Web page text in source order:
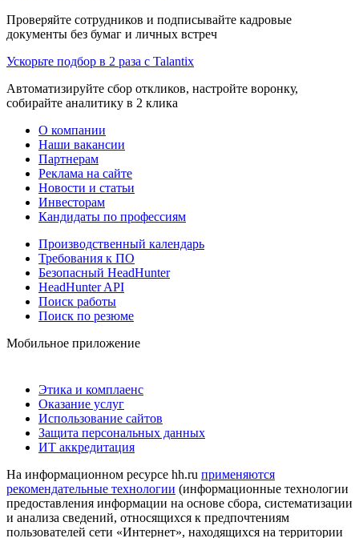
Проверяйте сотрудников и подписывайте кадровые
документы без бумаг и личных встреч
Ускорьте подбор в 2 раза с Talantix
Автоматизируйте сбор откликов, настройте воронку,
собирайте аналитику в 2 клика
О компании
Наши вакансии
Партнерам
Реклама на сайте
Новости и статьи
Инвесторам
Кандидаты по профессиям
Производственный календарь
Требования к ПО
Безопасный HeadHunter
HeadHunter API
Поиск работы
Поиск по резюме
Мобильное приложение
Этика и комплаенс
Оказание услуг
Использование сайтов
Защита персональных данных
ИТ аккредитация
На информационном ресурсе hh.ru применяются
рекомендательные технологии (информационные технологии
предоставления информации на основе сбора, систематизации
и анализа сведений, относящихся к предпочтениям
пользователей сети «Интернет», находящихся на территории